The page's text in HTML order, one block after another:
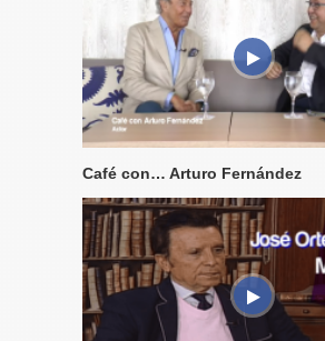
Café con… Arturo Fernández